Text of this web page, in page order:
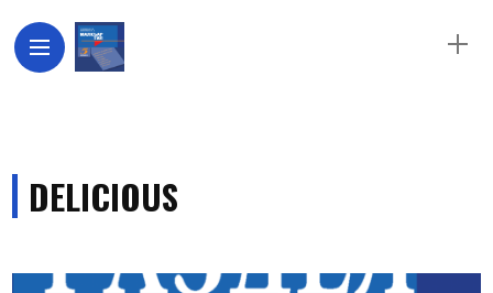
DELICIOUS